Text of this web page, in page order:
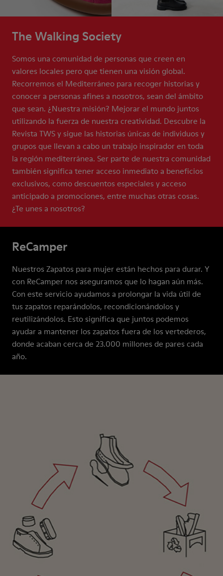
The Walking Society
Somos una comunidad de personas que creen en
valores locales pero que tienen una visión global.
Recorremos el Mediterráneo para recoger historias y
conocer a personas afines a nosotros, sean del ámbito
que sean. ¿Nuestra misión? Mejorar el mundo juntos
utilizando la fuerza de nuestra creatividad. Descubre la
Revista TWS y sigue las historias únicas de individuos y
grupos que llevan a cabo un trabajo inspirador en toda
la región mediterránea. Ser parte de nuestra comunidad
también significa tener acceso inmediato a beneficios
exclusivos, como descuentos especiales y acceso
anticipado a promociones, entre muchas otras cosas.
¿Te unes a nosotros?
ReCamper
Nuestros Zapatos para mujer están hechos para durar. Y
con ReCamper nos aseguramos que lo hagan aún más.
Con este servicio ayudamos a prolongar la vida útil de
tus zapatos reparándolos, recondicionándolos y
reutilizándolos. Esto significa que juntos podemos
ayudar a mantener los zapatos fuera de los vertederos,
donde acaban cerca de 23.000 millones de pares cada
año.